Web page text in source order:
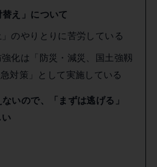
替え」について
のやりとりに苦労している
化は「防災・減災、国土強靱
対策」として実施している
いので、「まずは逃げる」
い